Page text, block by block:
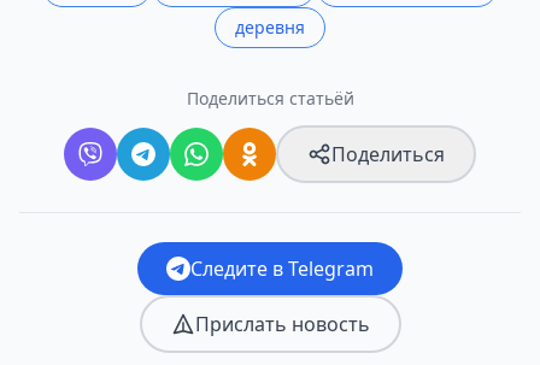
деревня
Поделиться статьёй
Поделиться
Следите в Telegram
Прислать новость